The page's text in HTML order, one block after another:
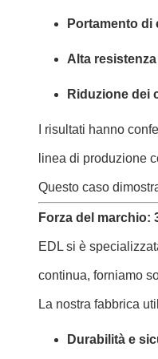
Portamento di
Alta
Riduzione dei
I risultati hanno
linea di produzione
Questo caso
Forza del marchio:
EDL si è
continua, forniamo
La nostra fabbrica
Durabilità e